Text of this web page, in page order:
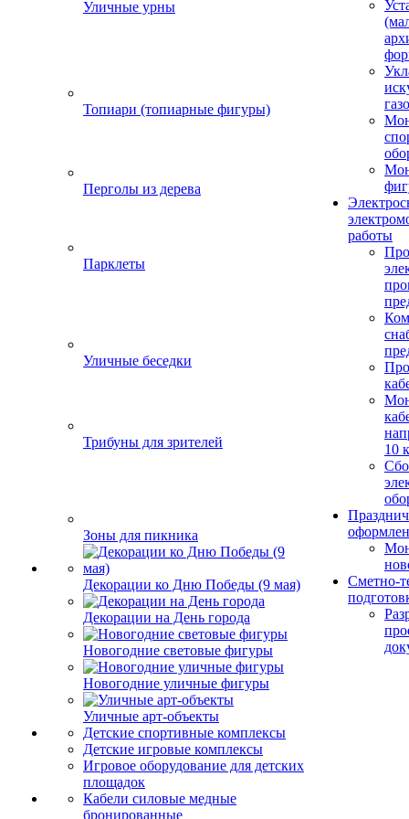
Уличные урны
Топиари (топиарные фигуры)
Перголы из дерева
Парклеты
Уличные беседки
Трибуны для зрителей
Зоны для пикника
Декорации ко Дню Победы (9 мая)
Декорации на День города
Новогодние световые фигуры
Новогодние уличные фигуры
Уличные арт-объекты
Детские спортивные комплексы
Детские игровые комплексы
Игровое оборудование для детских
площадок
Кабели силовые медные
бронированные
работы
10
Сметно-